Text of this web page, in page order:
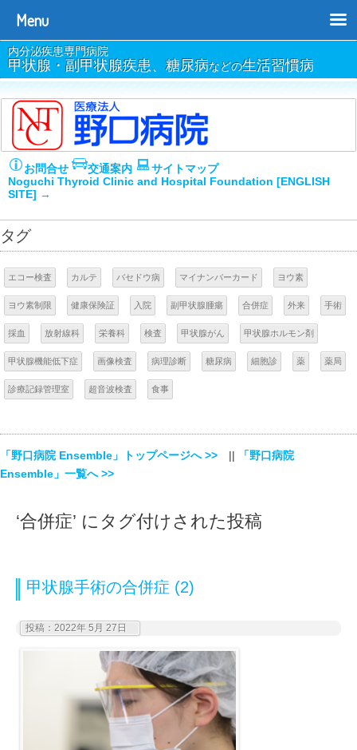
内分泌疾患専門病院
甲状腺・副甲状腺疾患、糖尿病などの生活習慣病
お問合せ 交通案内
サイトマップ
Noguchi Thyroid Clinic and Hospital Foundation [ENGLISH
SITE] →
タグ
エコー検査 カルテ バセドウ病 マイナンバーカード ヨウ素
ヨウ素制限 健康保険証 入院 副甲状腺腫瘍 合併症 外来 手術
採血 放射線科 栄養科 検査 甲状腺がん 甲状腺ホルモン剤
甲状腺機能低下症 画像検査 病理診断 糖尿病 細胞診 薬 薬局
診療記録管理室 超音波検査 食事
「野口病院 Ensemble」トップページへ >> ||
「野口病院
Ensemble」一覧へ >>
‘合併症’ にタグ付けされた投稿
甲状腺手術の合併症 (2)
投稿：2022年 5月 27日
Menu